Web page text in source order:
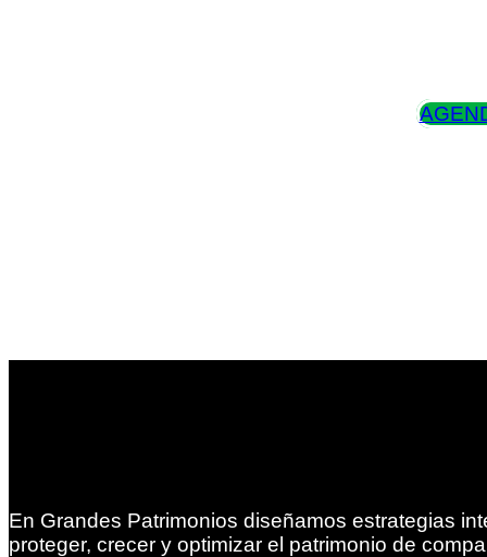
En Grandes Patrimonios diseñamos estrategias
proteger, crecer y optimizar el patrimonio de